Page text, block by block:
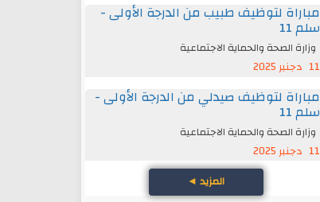
مباراة لتوظيف طبيب من الدرجة الأولى -
سلم 11
وزارة الصحة والحماية الاجتماعية
11 دجنبر 2025
مباراة لتوظيف صيدلي من الدرجة الأولى -
سلم 11
وزارة الصحة والحماية الاجتماعية
11 دجنبر 2025
المزيد ◄